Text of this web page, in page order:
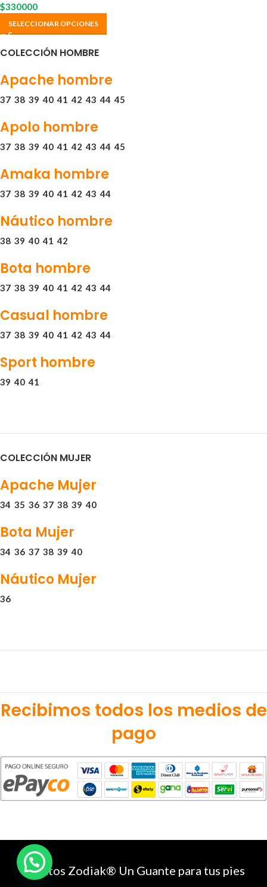
COLECCIÓN HOMBRE
Apache hombre
37 38 39 40 41 42 43 44 45
Apolo hombre
37 38 39 40 41 42 43 44 45
Amaka hombre
37 38 39 40 41 42 43 44
Náutico hombre
38 39 40 41 42
Bota hombre
37 38 39 40 41 42 43 44
Casual hombre
37 38 39 40 41 42 43 44
Sport hombre
39 40 41
COLECCIÓN MUJER
Apache Mujer
34 35 36 37 38 39 40
Bota Mujer
34 36 37 38 39 40
Náutico Mujer
36
$330000
SELECCIONAR OPCIONES
Recibimos todos los medios de
pago
Zapatos Zodiak® Un Guante para tus pies